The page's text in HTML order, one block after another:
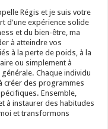
Régis et je suis votre
d'une expérience solide
et du bien-être, ma
à atteindre vos
à la perte de poids, à la
ou simplement à
Chaque individu
créer des programmes
Ensemble,
à instaurer des habitudes
et transformons